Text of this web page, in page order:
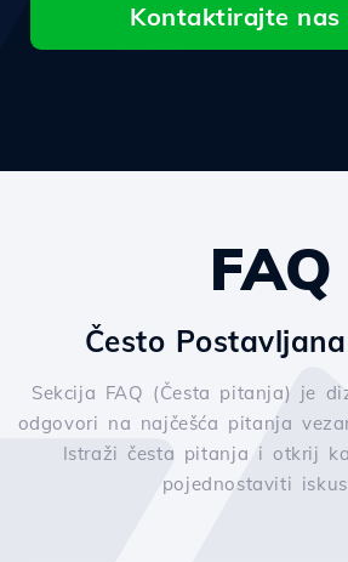
Kontaktirajte nas
FAQ
Često
Sekcija FAQ (Česta pitanja) je
odgovori na najčešća pitanja
Istraži česta pitanja i otkrij
pojednostaviti